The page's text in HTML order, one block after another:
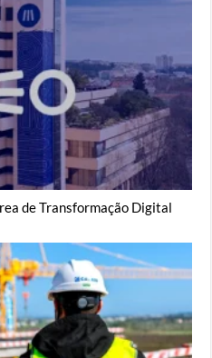
de Transformação Digital